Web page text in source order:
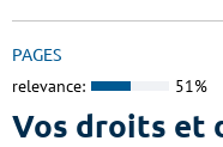
PAGES
relevance: 51%
Vos droits et